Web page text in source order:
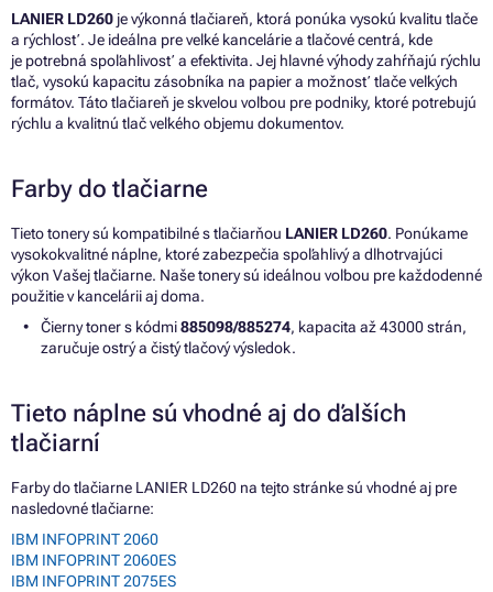
LANIER LD260 je výkonná tlačiareň, ktorá ponúka vysokú kvalitu tlače
a rýchlosť. Je ideálna pre veľké kancelárie a tlačové centrá, kde
je potrebná spoľahlivosť a efektivita. Jej hlavné výhody zahŕňajú rýchlu
tlač, vysokú kapacitu zásobníka na papier a možnosť tlače veľkých
formátov. Táto tlačiareň je skvelou voľbou pre podniky, ktoré potrebujú
rýchlu a kvalitnú tlač veľkého objemu dokumentov.
Farby do tlačiarne
Tieto tonery sú kompatibilné s tlačiarňou LANIER LD260. Ponúkame
vysokokvalitné náplne, ktoré zabezpečia spoľahlivý a dlhotrvajúci
výkon Vašej tlačiarne. Naše tonery sú ideálnou voľbou pre každodenné
použitie v kancelárii aj doma.
Čierny toner s kódmi885098/885274, kapacita až 43000 strán,
zaručuje ostrý a čistý tlačový výsledok.
Tieto náplne sú vhodné aj do ďalších
tlačiarní
Farby do tlačiarne LANIER LD260 na tejto stránke sú vhodné aj pre
nasledovné tlačiarne:
IBM INFOPRINT 2060
IBM INFOPRINT 2060ES
IBM INFOPRINT 2075ES